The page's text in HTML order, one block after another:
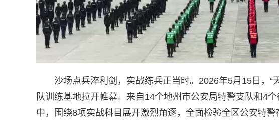
沙场点兵淬利剑，实战练兵正当时。2026年5月15日，“
队训练基地拉开帷幕。来自14个地州市公安局特警支队和4
中，围绕8项实战科目展开激烈角逐，全面检验全区公安特